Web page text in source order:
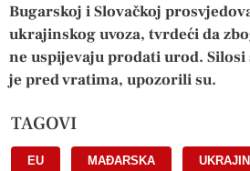
Bugarskoj i Slovačkoj
ukrajinskog uvoza, tvrdeći da
ne uspijevaju prodati urod. Silosi
je pred vratima, upozorili su.
TAGOVI
EU MAĐARSKA